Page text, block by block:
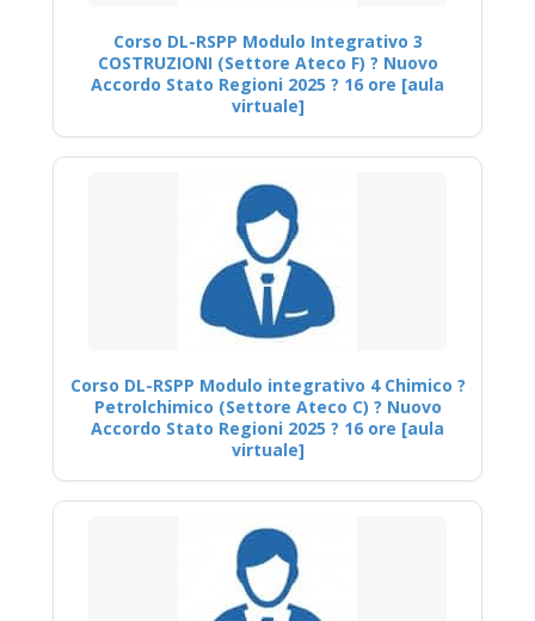
Corso DL-RSPP Modulo Integrativo 3
COSTRUZIONI (Settore Ateco F) ? Nuovo
Accordo Stato Regioni 2025 ? 16 ore [aula
virtuale]
Corso DL-RSPP Modulo integrativo 4 Chimico ?
Petrolchimico (Settore Ateco C) ? Nuovo
Accordo Stato Regioni 2025 ? 16 ore [aula
virtuale]